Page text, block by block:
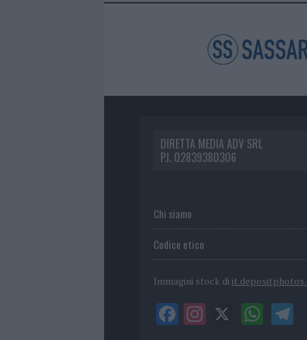
DIRETTA MEDIA ADV SRL
P.I. 02839380306
Chi siamo
Codice etico
Immagini stock di